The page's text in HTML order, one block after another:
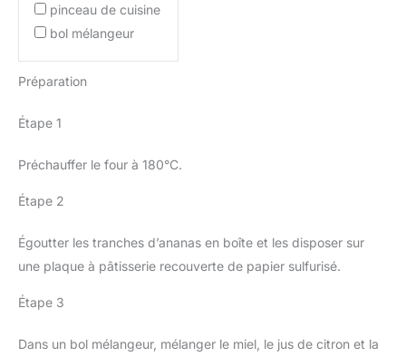
pinceau de cuisine
bol mélangeur
Préparation
Étape 1
Préchauffer le four à 180°C.
Étape 2
Égoutter les tranches d’ananas en boîte et les disposer sur
une plaque à pâtisserie recouverte de papier sulfurisé.
Étape 3
Dans un bol mélangeur, mélanger le miel, le jus de citron et la